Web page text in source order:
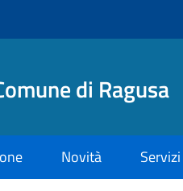
di Ragusa
Novità Servizi